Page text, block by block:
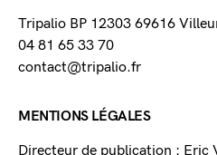
Tripalio BP 12303 69616
04 81 65 33 70
contact@tripalio.fr
MENTIONS LÉGALES
Directeur de publication : Eric